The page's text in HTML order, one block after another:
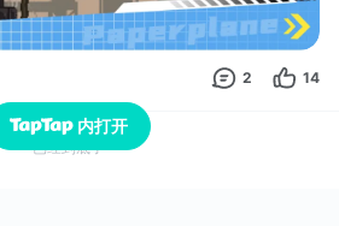
2 14
已经到底了
内打开